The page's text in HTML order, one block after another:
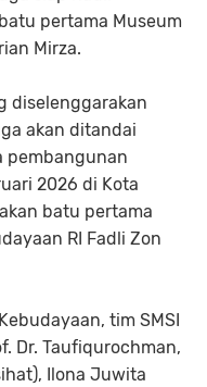
pertama Museum
Mirza.
diselenggarakan
akan ditandai
pembangunan
2026 di Kota
batu pertama
RI Fadli Zon
tim SMSI
Dr. Taufiqurochman,
Ilona Juwita